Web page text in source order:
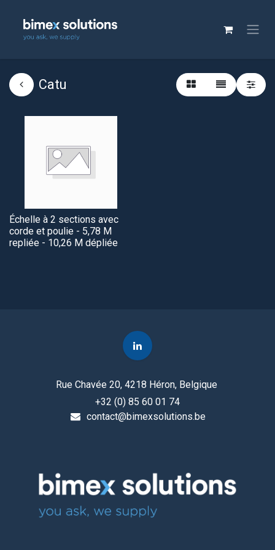
Catu
Échelle à 2 sections avec
corde et poulie - 5,78 M
repliée - 10,26 M dépliée
Rue Chavée 20, 4218 Héron, Belgique
+32 (0) 85 60 01 74
contact@bimexsolutions.be